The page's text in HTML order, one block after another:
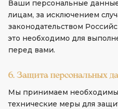
Ваши персональные
лицам, за исключением
законодательством
это необходимо для
перед вами.
6. Защита персональных
Мы принимаем
технические меры для